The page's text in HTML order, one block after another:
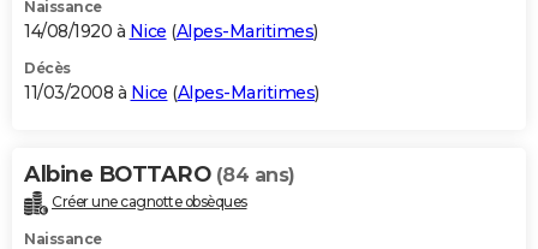
Naissance
14/08/1920 à Nice (Alpes-Maritimes)
Décès
11/03/2008 à Nice (Alpes-Maritimes)
Albine BOTTARO (84 ans)
Créer une cagnotte obsèques
Naissance